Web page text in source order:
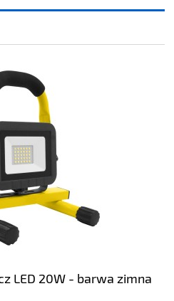
LED 20W - barwa zimna